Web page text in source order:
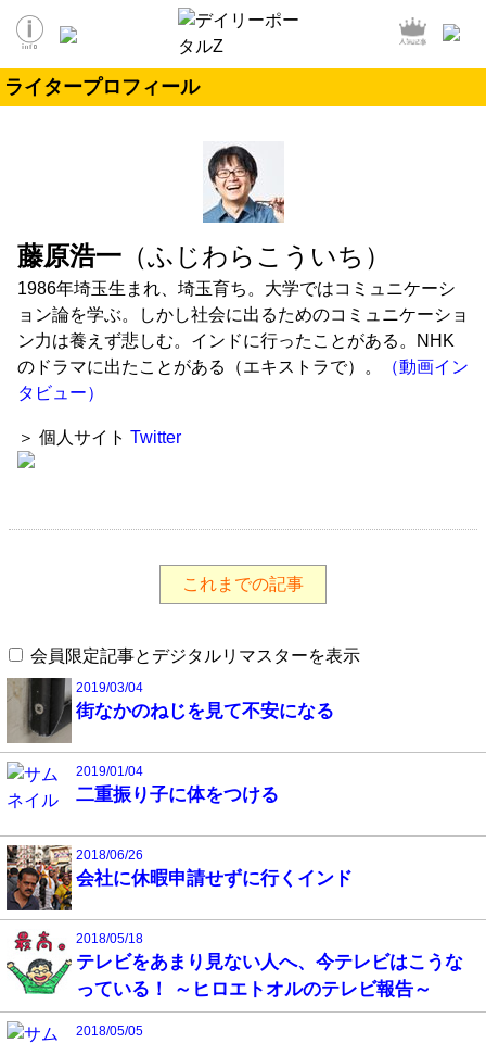
ライタープロフィール
藤原浩一 （ふじわらこういち）
1986年埼玉生まれ、埼玉育ち。大学ではコミュニケーシ
ョン論を学ぶ。しかし社会に出るためのコミュニケーショ
ン力は養えず悲しむ。インドに行ったことがある。NHK
のドラマに出たことがある（エキストラで）。
（動画イン
タビュー）
＞ 個人サイト Twitter
これまでの記事
会員限定記事とデジタルリマスターを表示
2019/03/04
街なかのねじを見て不安になる
2019/01/04
二重振り子に体をつける
2018/06/26
会社に休暇申請せずに行くインド
2018/05/18
テレビをあまり見ない人へ、今テレビはこうな
っている！ ～ヒロエトオルのテレビ報告～
2018/05/05